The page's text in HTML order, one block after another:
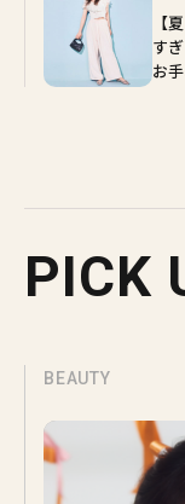
【
す
お
PICK
BEAUTY